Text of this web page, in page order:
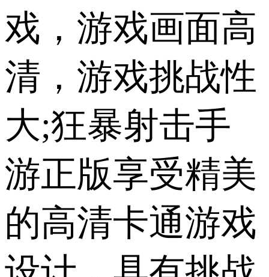
戏，游戏画面高
清，游戏挑战性
大;狂暴射击手
游正版享受精美
的高清卡通游戏